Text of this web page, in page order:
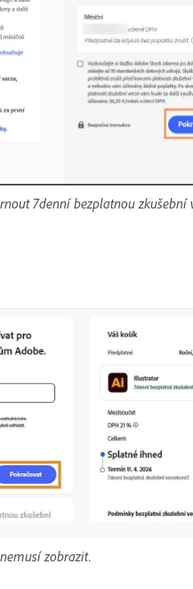
7denní bezplatnou zkušební
zobrazit.